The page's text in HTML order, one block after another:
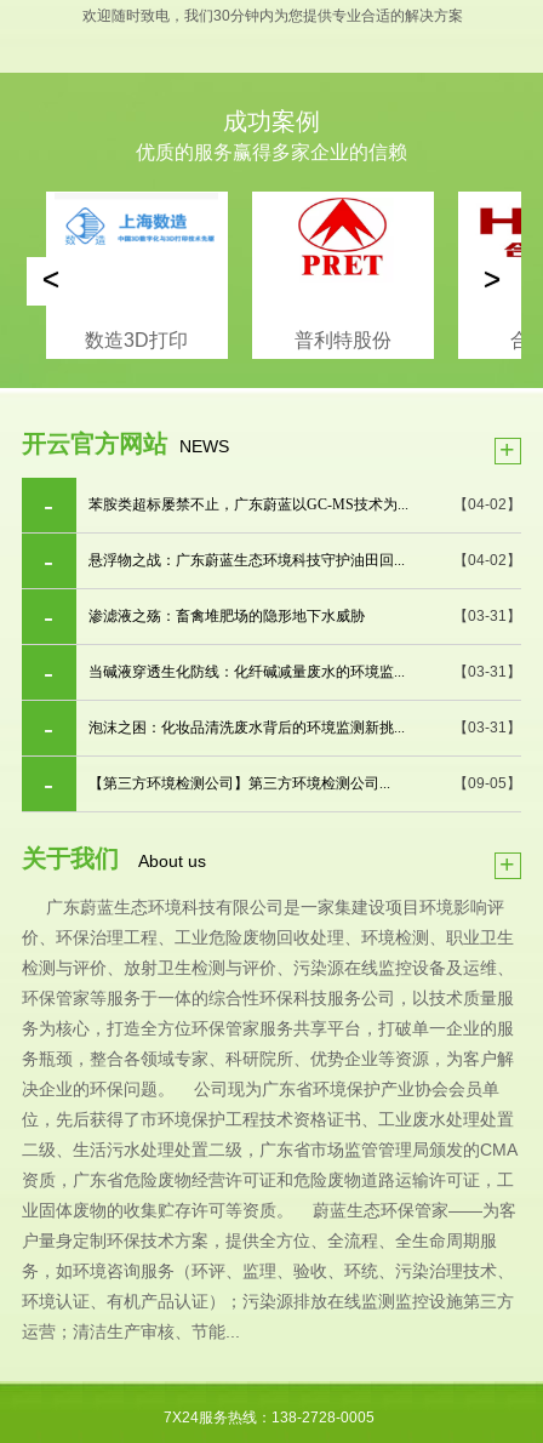
欢迎随时致电，我们30分钟内为您提供专业合适的解决方案
成功案例
优质的服务赢得多家企业的信赖
数造3D打印 普利特股份 合
< >
开云官方网站 NEWS +
【04-02】
苯胺类超标屡禁不止，广东蔚蓝以GC-MS技术为...
【04-02】
悬浮物之战：广东蔚蓝生态环境科技守护油田回...
【03-31】
渗滤液之殇：畜禽堆肥场的隐形地下水威胁
【03-31】
当碱液穿透生化防线：化纤碱减量废水的环境监...
【03-31】
泡沫之困：化妆品清洗废水背后的环境监测新挑...
【09-05】
【第三方环境检测公司】第三方环境检测公司...
关于我们 About us +
广东蔚蓝生态环境科技有限公司是一家集建设项目环境影响评
价、环保治理工程、工业危险废物回收处理、环境检测、职业卫生
检测与评价、放射卫生检测与评价、污染源在线监控设备及运维、
环保管家等服务于一体的综合性环保科技服务公司，以技术质量服
务为核心，打造全方位环保管家服务共享平台，打破单一企业的服
务瓶颈，整合各领域专家、科研院所、优势企业等资源，为客户解
决企业的环保问题。 公司现为广东省环境保护产业协会会员单
位，先后获得了市环境保护工程技术资格证书、工业废水处理处置
二级、生活污水处理处置二级，广东省市场监管管理局颁发的CMA
资质，广东省危险废物经营许可证和危险废物道路运输许可证，工
业固体废物的收集贮存许可等资质。 蔚蓝生态环保管家——为客
户量身定制环保技术方案，提供全方位、全流程、全生命周期服
务，如环境咨询服务（环评、监理、验收、环统、污染治理技术、
环境认证、有机产品认证）；污染源排放在线监测监控设施第三方
运营；清洁生产审核、节能...
7X24服务热线：138-2728-0005